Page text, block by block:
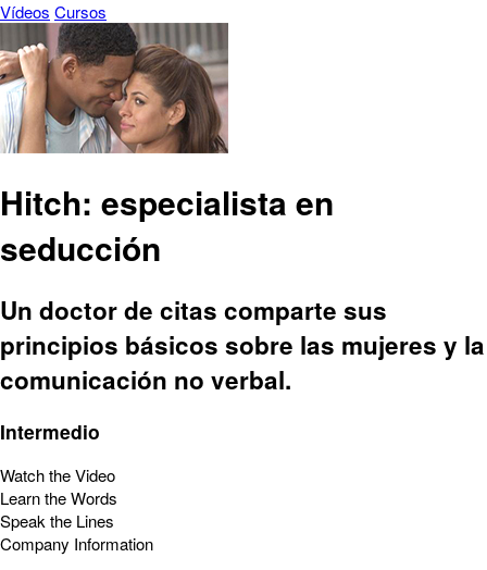
Vídeos Cursos
Hitch: especialista en
seducción
Un doctor de citas comparte sus
principios básicos sobre las mujeres y la
comunicación no verbal.
Intermedio
Watch the Video
Learn the Words
Speak the Lines
Company Information